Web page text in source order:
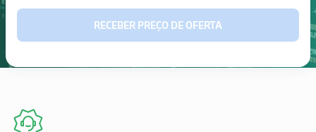
RECEBER PREÇO DE OFERTA